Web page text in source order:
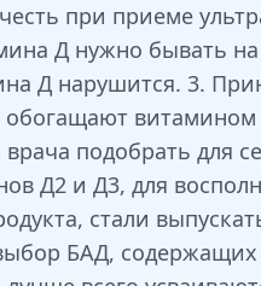
при приеме
Д нужно бывать на
Д нарушится. 3.
обогащают
подобрать для
Д2 и Д3, для
стали
БАД,